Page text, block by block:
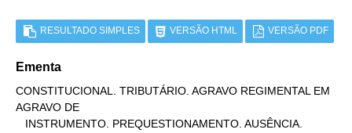
RESULTADO SIMPLES VERSÃO HTML VERSÃO PDF
Ementa
CONSTITUCIONAL. TRIBUTÁRIO. AGRAVO REGIMENTAL EM
AGRAVO DE